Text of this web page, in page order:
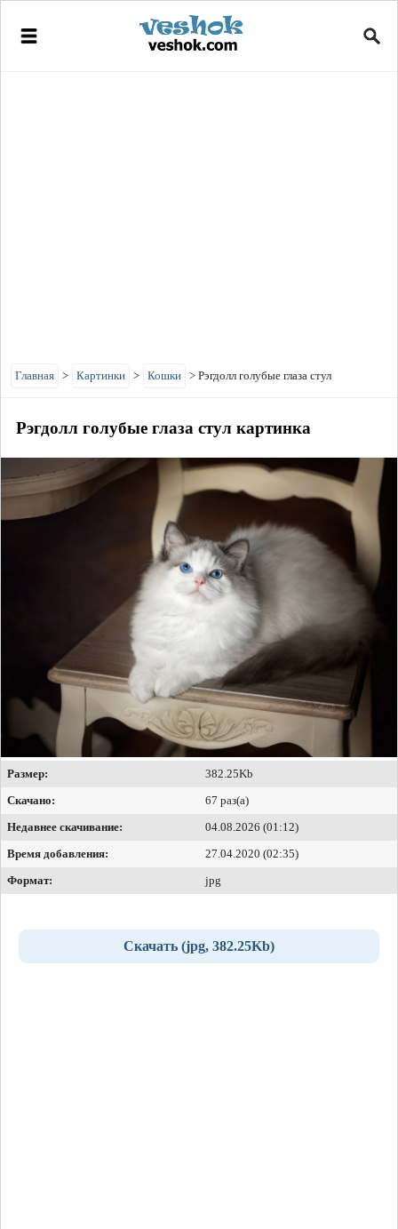
Главная > Картинки > Кошки > Рэгдолл голубые глаза стул
Рэгдолл голубые глаза стул картинка
Размер:
382.25Kb
Скачано:
67 раз(а)
Недавнее скачивание:
04.08.2026 (01:12)
Время добавления:
27.04.2020 (02:35)
Формат:
jpg
Скачать (jpg, 382.25Kb)